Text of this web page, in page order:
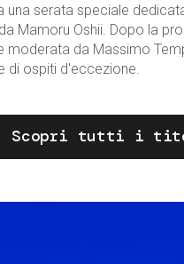
una serata speciale
Mamoru Oshii. Dopo la
moderata da Massimo
di ospiti d'eccezione.
Scopri tutti i